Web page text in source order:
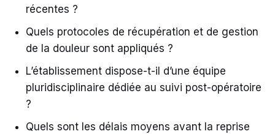
récentes ?
Quels protocoles de récupération et de gestion
de la douleur sont appliqués ?
L’établissement dispose-t-il d’une équipe
pluridisciplinaire dédiée au suivi post-opératoire
?
Quels sont les délais moyens avant la reprise